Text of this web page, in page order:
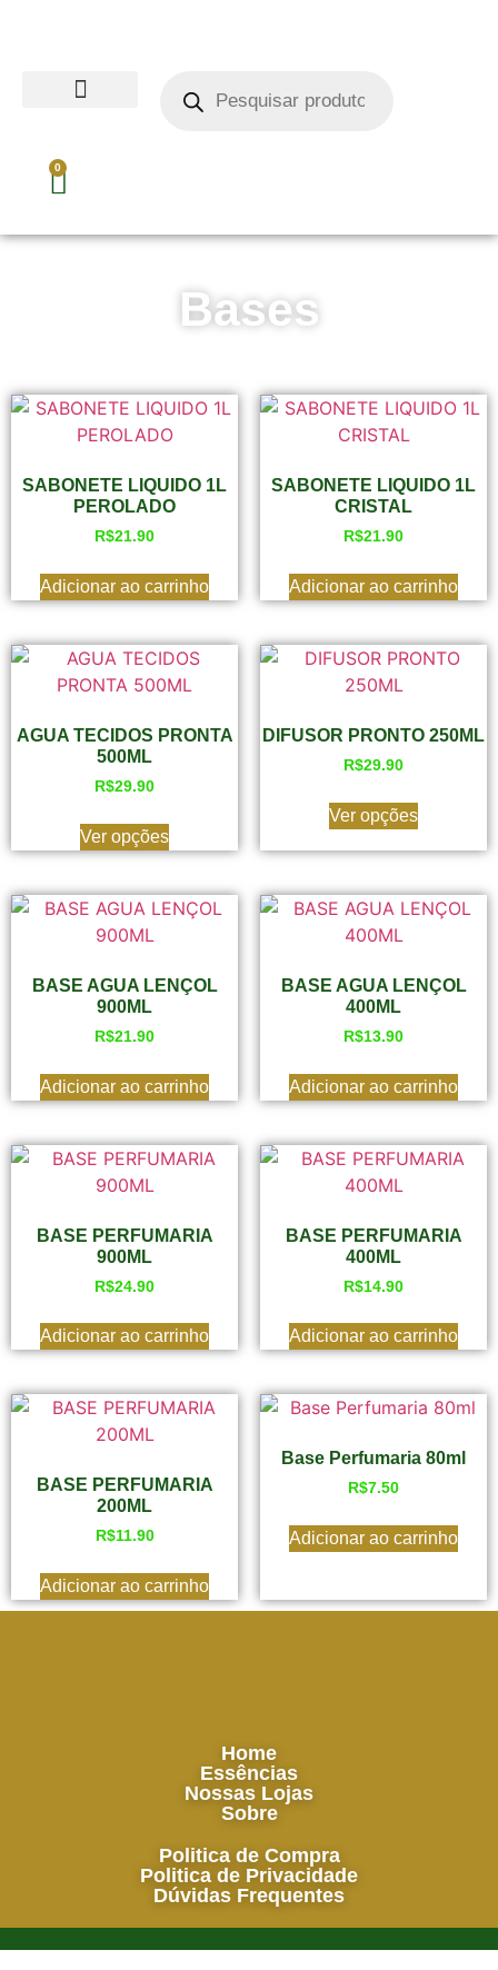
0
Bases
SABONETE LIQUIDO 1L
PEROLADO
R$21.90
Adicionar ao carrinho
SABONETE LIQUIDO 1L
CRISTAL
R$21.90
Adicionar ao carrinho
AGUA TECIDOS PRONTA
500ML
R$29.90
Ver opções
DIFUSOR PRONTO 250ML
R$29.90
Ver opções
BASE AGUA LENÇOL
900ML
R$21.90
Adicionar ao carrinho
BASE AGUA LENÇOL
400ML
R$13.90
Adicionar ao carrinho
BASE PERFUMARIA
900ML
R$24.90
Adicionar ao carrinho
BASE PERFUMARIA
400ML
R$14.90
Adicionar ao carrinho
BASE PERFUMARIA
200ML
R$11.90
Adicionar ao carrinho
Base Perfumaria 80ml
R$7.50
Adicionar ao carrinho
Home
Essências
Nossas Lojas
Sobre
Politica de Compra
Politica de Privacidade
Dúvidas Frequentes